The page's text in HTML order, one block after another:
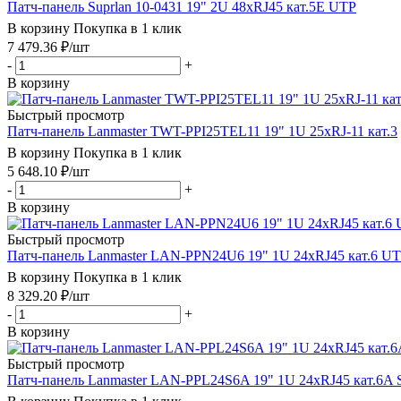
Патч-панель Suprlan 10-0431 19" 2U 48xRJ45 кат.5E UTP
В корзину Покупка в 1 клик
7 479.36 ₽/шт
-
+
В корзину
Быстрый просмотр
Патч-панель Lanmaster TWT-PPI25TEL11 19" 1U 25xRJ-11 кат.3
В корзину Покупка в 1 клик
5 648.10 ₽/шт
-
+
В корзину
Быстрый просмотр
Патч-панель Lanmaster LAN-PPN24U6 19" 1U 24xRJ45 кат.6
В корзину Покупка в 1 клик
8 329.20 ₽/шт
-
+
В корзину
Быстрый просмотр
Патч-панель Lanmaster LAN-PPL24S6A 19" 1U 24xRJ45 кат.6A